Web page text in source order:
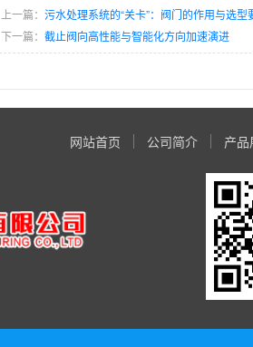
上一篇：污水处理系统的“关卡”：阀门的作用与选型
下一篇：截止阀向高性能与智能化方向加速演进
网站首页 公司简介 产品